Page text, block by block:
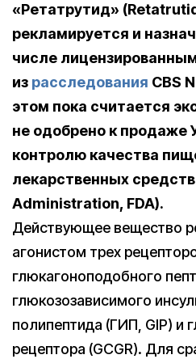
«Ретатрутид»
рекламируется и
числе
из расследования CBS
этом пока считается
не одобрено к продаже
контролю качества
лекарственных
Administration, FDA).
Действующее вещество
агонистом трех
глюкагоноподобного
глюкозозависимого
полипептида (ГИП, GIP) и
рецептора (GCGR). Для